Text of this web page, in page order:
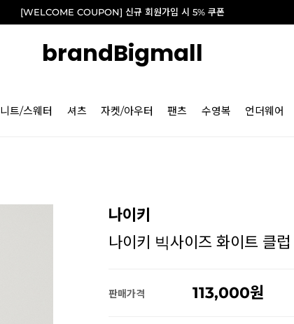
[WELCOME COUPON] 신규 회원가입 시 5% 쿠폰
brandBigmall
니트/스웨터 셔츠 자켓/아우터 팬츠 수영복 언더웨어
나이키
나이키 빅사이즈 화이트 클
판매가격 113,000